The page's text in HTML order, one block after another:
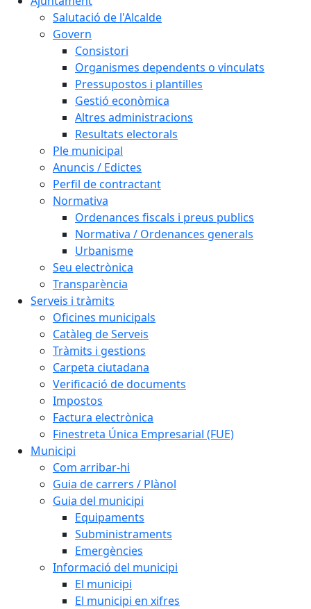
Salutació de l'Alcalde
Govern
Consistori
Organismes dependents o vinculats
Pressupostos i plantilles
Gestió econòmica
Altres administracions
Resultats electorals
Ple municipal
Anuncis / Edictes
Perfil de contractant
Normativa
Ordenances fiscals i preus publics
Normativa / Ordenances generals
Urbanisme
Seu electrònica
Transparència
Serveis i tràmits
Oficines municipals
Catàleg de Serveis
Tràmits i gestions
Carpeta ciutadana
Verificació de documents
Impostos
Factura electrònica
Finestreta Única Empresarial (FUE)
Municipi
Com arribar-hi
Guia de carrers / Plànol
Guia del municipi
Equipaments
Subministraments
Emergències
Informació del municipi
El municipi
El municipi en xifres